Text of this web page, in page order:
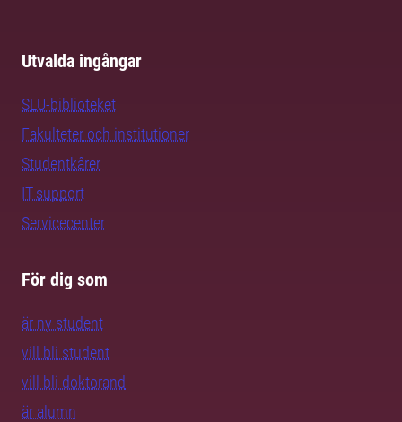
Utvalda ingångar
SLU-biblioteket
Fakulteter och institutioner
Studentkårer
IT-support
Servicecenter
För dig som
är ny student
vill bli student
vill bli doktorand
är alumn